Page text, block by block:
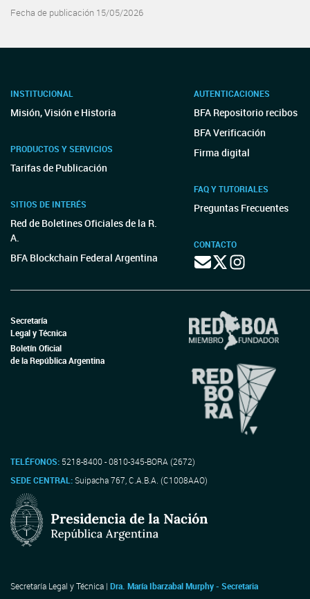
Fecha de publicación 15/05/2026
INSTITUCIONAL
Misión, Visión e Historia
PRODUCTOS Y SERVICIOS
Tarifas de Publicación
SITIOS DE INTERÉS
Red de Boletines Oficiales de la R.
A.
BFA Blockchain Federal Argentina
AUTENTICACIONES
BFA Repositorio recibos
BFA Verificación
Firma digital
FAQ Y TUTORIALES
Preguntas Frecuentes
CONTACTO
Secretaría
Legal y Técnica
Boletín Oficial
de la República Argentina
TELÉFONOS: 5218-8400 - 0810-345-BORA (2672)
SEDE CENTRAL:Suipacha 767, C.A.B.A. (C1008AAO)
Secretaría Legal y Técnica | Dra. María Ibarzabal Murphy - Secretaria